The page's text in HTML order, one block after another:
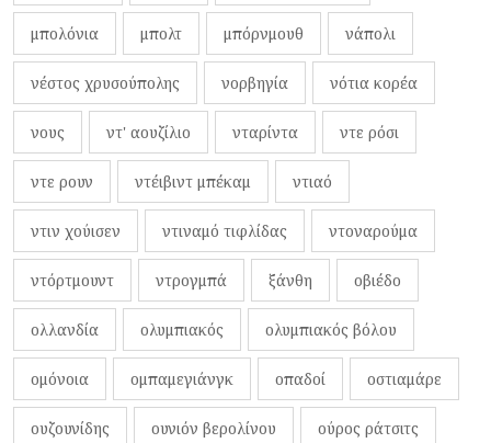
μπολόνια μπολτ μπόρνμουθ νάπολι
νέστος χρυσούπολης νορβηγία νότια κορέα
νους ντ' αουζίλιο νταρίντα ντε ρόσι
ντε ρουν ντέιβιντ μπέκαμ ντιαό
ντιν χούισεν ντιναμό τιφλίδας ντοναρούμα
ντόρτμουντ ντρογμπά ξάνθη οβιέδο
ολλανδία ολυμπιακός ολυμπιακός βόλου
ομόνοια ομπαμεγιάνγκ οπαδοί οστιαμάρε
ουζουνίδης ουνιόν βερολίνου ούρος ράτσιτς